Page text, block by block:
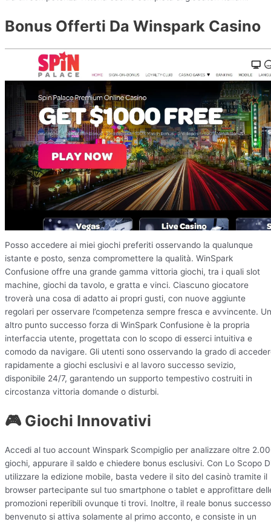
Bonus Offerti Da Winspark Casino
Posso accedere ai miei giochi preferiti osservando la qualunque
istante e posto, senza compromettere la qualità. WinSpark
Confusione offre una grande gamma vittoria giochi, tra i quali slot
machine, giochi da tavolo, e gratta e vinci. Ciascuno giocatore
troverà una cosa di adatto ai propri gusti, con nuove aggiunte
regolari per osservare l’competenza sempre fresca e avvincente. Un
altro punto successo forza di WinSpark Confusione è la propria
interfaccia utente, progettata con lo scopo di esserci intuitiva e
comodo da navigare. Gli utenti sono osservando la grado di
rapidamente a giochi esclusivi e al lavoro successo sevizio,
disponibile 24/7, garantendo un supporto tempestivo costruiti in
circostanza vittoria domande o disturbi.
🎮 Giochi Innovativi
Accedi al tuo account Winspark Scompiglio per analizzare oltre
giochi, appurare il saldo e chiedere bonus esclusivi. Con Lo Scopo
utilizzare la edizione mobile, basta vedere il sito del casinò tramite il
browser partecipante sul tuo smartphone o tablet e approfittare
promozioni reperibili ovunque ti trovi. Inoltre, il reale bonus successo
benvenuto si attiva solamente al primo acconto, e consiste in un